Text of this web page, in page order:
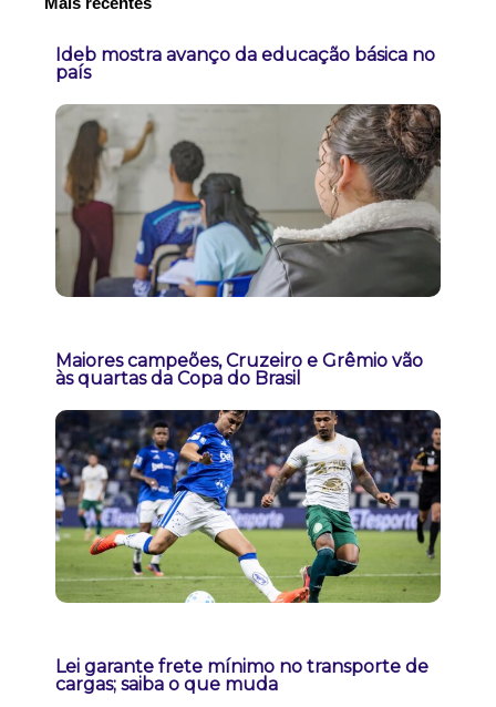
Ideb mostra avanço da educação básica no
país
Maiores campeões, Cruzeiro e Grêmio vão
às quartas da Copa do Brasil
Lei garante frete mínimo no transporte de
cargas; saiba o que muda